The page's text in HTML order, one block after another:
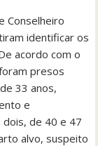
Conselheiro
identificar os
acordo com o
presos
33 anos,
e
de 40 e 47
alvo, suspeito